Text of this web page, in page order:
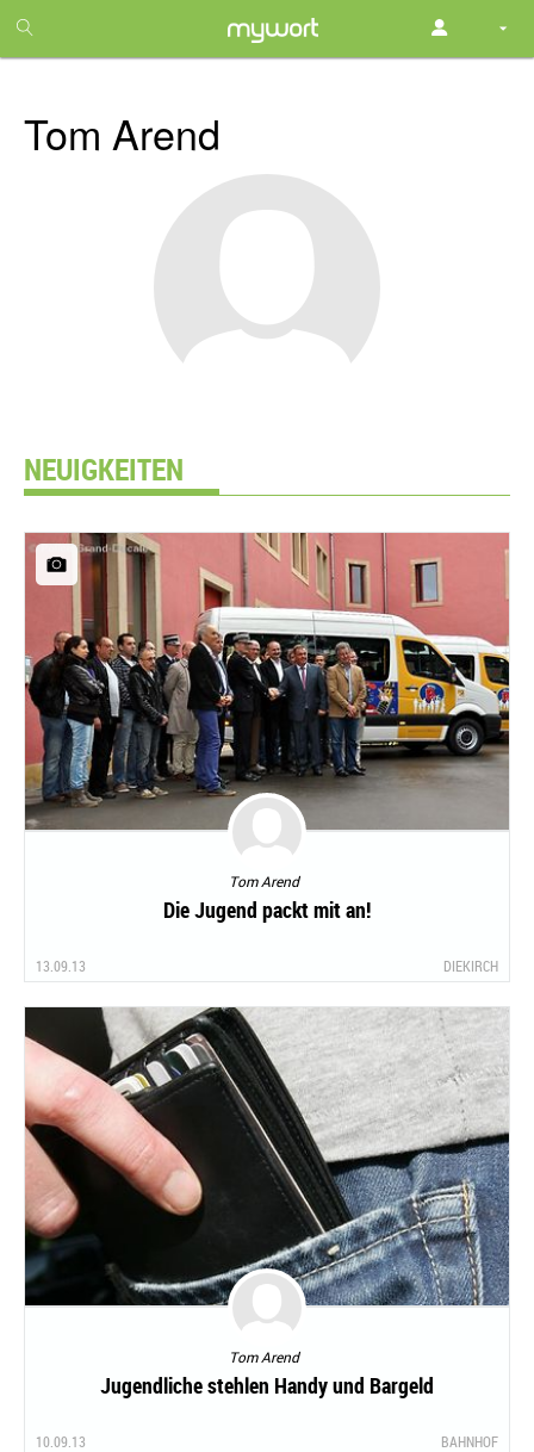
month
free
Tom Arend
NEUIGKEITEN
Tom Arend
Die Jugend packt mit an!
13.09.13 DIEKIRCH
Tom Arend
Jugendliche stehlen Handy und Bargeld
10.09.13 BAHNHOF